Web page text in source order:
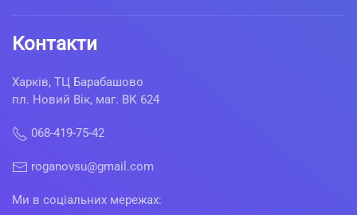
Контакти
Харків, ТЦ Барабашово
пл. Новий Вік, маг. ВК 624
068-419-75-42
roganovsu@gmail.com
Ми в соціальних мережах: